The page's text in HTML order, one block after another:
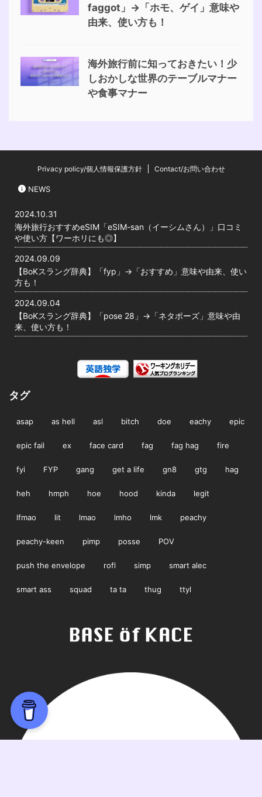
faggot」→「ホモ、ゲイ」意味や
由来、使い方も！
海外旅行前に知っておきたい！少
しおかしな世界のテーブルマナー
や食事マナー
Privacy policy/個人情報保護方針 Contact/お問い合わせ
NEWS
2024.10.31
海外旅行おすすめeSIM「eSIM-san（イーシムさん）」口コミ
や使い方【ワーホリにも◎】
2024.09.09
【BoKスラング辞典】「fyp」→「おすすめ」意味や由来、使い
方も！
2024.09.04
【BoKスラング辞典】「pose 28」→「ネタポーズ」意味や由
来、使い方も！
タグ
asap as hell asl bitch doe eachy epic
epic fail ex face card fag fag hag fire
fyi FYP gang get a life gn8 gtg hag
heh hmph hoe hood kinda legit
lfmao lit lmao lmho lmk peachy
peachy-keen pimp posse POV
push the envelope rofl simp smart alec
smart ass squad ta ta thug ttyl